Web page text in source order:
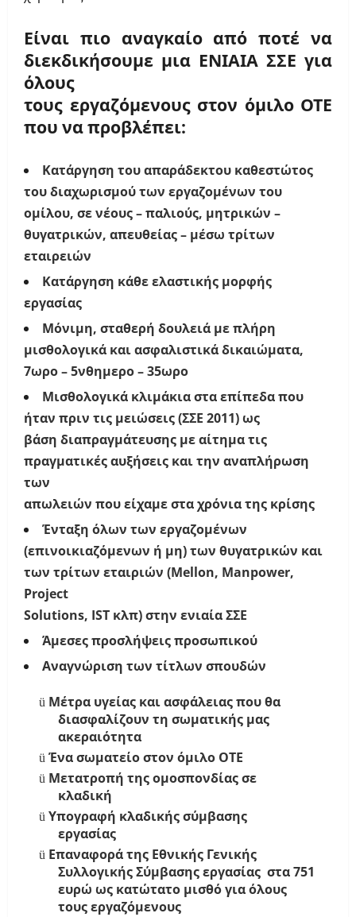
Είναι πιο αναγκαίο από ποτέ να
διεκδικήσουμε μια ΕΝΙΑΙΑ ΣΣΕ για
όλους
τους εργαζόμενους στον όμιλο ΟΤΕ
που να προβλέπει:
Κατάργηση του απαράδεκτου καθεστώτος
του διαχωρισμού των εργαζομένων του
ομίλου, σε νέους – παλιούς, μητρικών –
θυγατρικών, απευθείας – μέσω τρίτων
εταιρειών
Κατάργηση κάθε ελαστικής μορφής
εργασίας
Μόνιμη, σταθερή δουλειά με πλήρη
μισθολογικά και ασφαλιστικά δικαιώματα,
7ωρο – 5νθημερο – 35ωρο
Μισθολογικά κλιμάκια στα επίπεδα που
ήταν πριν τις μειώσεις (ΣΣΕ 2011) ως
βάση διαπραγμάτευσης με αίτημα τις
πραγματικές αυξήσεις και την αναπλήρωση
των
απωλειών που είχαμε στα χρόνια της κρίσης
Ένταξη όλων των εργαζομένων
(επινοικιαζόμενων ή μη) των θυγατρικών και
των τρίτων εταιριών (Mellon, Manpower,
Project
Solutions, IST κλπ) στην ενιαία ΣΣΕ
Άμεσες προσλήψεις προσωπικού
Αναγνώριση των τίτλων σπουδών
ü Μέτρα υγείας και ασφάλειας που θα
διασφαλίζουν τη σωματικής μας
ακεραιότητα
ü Ένα σωματείο στον όμιλο ΟΤΕ
ü Μετατροπή της ομοσπονδίας σε
κλαδική
ü Υπογραφή κλαδικής σύμβασης
εργασίας
ü Επαναφορά της Εθνικής Γενικής
Συλλογικής Σύμβασης εργασίας στα 751
ευρώ ως κατώτατο μισθό για όλους
τους εργαζόμενους